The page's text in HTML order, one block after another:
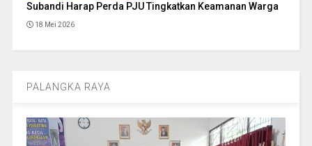
Subandi Harap Perda PJU Tingkatkan Keamanan Warga
18 Mei 2026
PALANGKA RAYA